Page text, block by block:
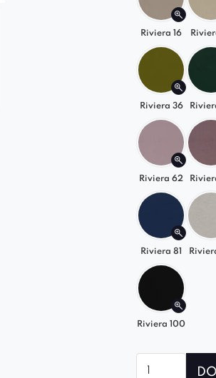
Riviera 16
Riviera 36
Riviera 62
Riviera 81
Riviera 100